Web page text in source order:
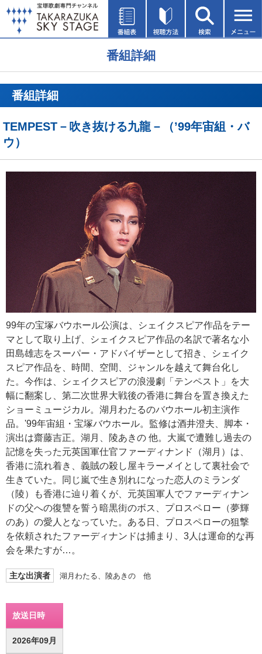
番組詳細
番組詳細
TEMPEST－吹き抜ける九龍－（’99年宙組・バ
ウ）
99年の宝塚バウホール公演は、シェイクスピア作品をテー
マとして取り上げ、シェイクスピア作品の名訳で著名な小
田島雄志をスーパー・アドバイザーとして招き、シェイク
スピア作品を、時間、空間、ジャンルを越えて舞台化し
た。今作は、シェイクスピアの浪漫劇「テンペスト」を大
幅に翻案し、第二次世界大戦後の香港に舞台を置き換えた
ショーミュージカル。湖月わたるのバウホール初主演作
品。'99年宙組・宝塚バウホール。監修は酒井澄夫、脚本・
演出は齋藤吉正。湖月、陵あきの 他。大嵐で遭難し過去の
記憶を失った元英国軍仕官ファーディナンド（湖月）は、
香港に流れ着き、義賊の殺し屋キラーメイとして裏社会で
生きていた。同じ嵐で生き別れになった恋人のミランダ
（陵）も香港に辿り着くが、元英国軍人でファーディナン
ドの父への復讐を誓う暗黒街のボス、プロスペロー（夢輝
のあ）の愛人となっていた。ある日、プロスペローの狙撃
を依頼されたファーディナンドは捕まり、3人は運命的な再
会を果たすが…。
主な出演者 湖月わたる、陵あきの 他
放送日時
2026年09月